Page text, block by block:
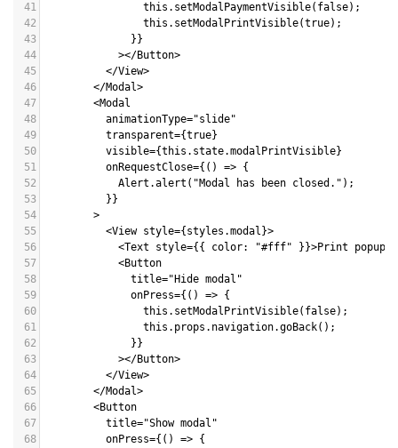
41
                this.setModalPaymentVisible(false);
42
                this.setModalPrintVisible(true);
43
              }}
44
            ></Button>
45
          </View>
46
        </Modal>
47
        <Modal
48
          animationType="slide"
49
          transparent={true}
50
          visible={this.state.modalPrintVisible}
51
          onRequestClose={() => {
52
            Alert.alert("Modal has been closed.");
53
          }}
54
        >
55
          <View style={styles.modal}>
56
<Text style={{ color: "#fff" }}>Print
57
            <Button
58
              title="Hide modal"
59
              onPress={() => {
60
                this.setModalPrintVisible(false);
61
                this.props.navigation.goBack();
62
              }}
63
            ></Button>
64
          </View>
65
        </Modal>
66
        <Button
67
          title="Show modal"
68
          onPress={() => {